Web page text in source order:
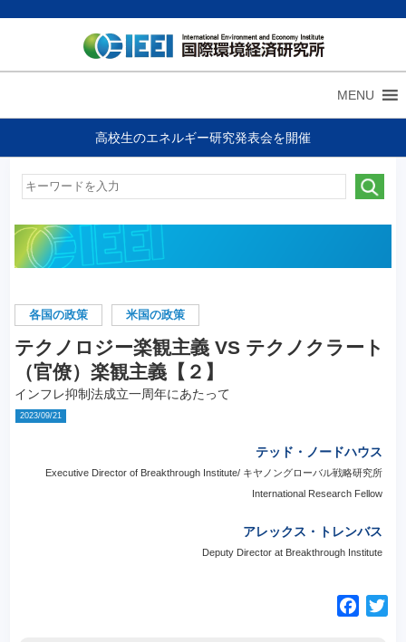
MENU
高校生のエネルギー研究発表会を開催
各国の政策 米国の政策
テクノロジー楽観主義 VS テクノクラート
（官僚）楽観主義【２】
インフレ抑制法成立一周年にあたって
2023/09/21
テッド・ノードハウス
Executive Director of Breakthrough Institute/ キヤノングローバル戦略研究所
International Research Fellow
アレックス・トレンバス
Deputy Director at Breakthrough Institute